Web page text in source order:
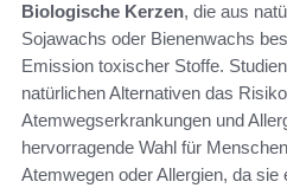
Biologische Kerzen, die aus
Sojawachs oder Bienenwachs
Emission toxischer Stoffe.
natürlichen Alternativen das
Atemwegserkrankungen und
hervorragende Wahl für
Atemwegen oder Allergien, da sie